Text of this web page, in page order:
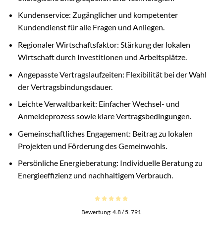
Kundenservice: Zugänglicher und kompetenter
Kundendienst für alle Fragen und Anliegen.
Regionaler Wirtschaftsfaktor: Stärkung der lokalen
Wirtschaft durch Investitionen und Arbeitsplätze.
Angepasste Vertragslaufzeiten: Flexibilität bei der Wahl
der Vertragsbindungsdauer.
Leichte Verwaltbarkeit: Einfacher Wechsel- und
Anmeldeprozess sowie klare Vertragsbedingungen.
Gemeinschaftliches Engagement: Beitrag zu lokalen
Projekten und Förderung des Gemeinwohls.
Persönliche Energieberatung: Individuelle Beratung zu
Energieeffizienz und nachhaltigem Verbrauch.
Bewertung:4.8/ 5. 791